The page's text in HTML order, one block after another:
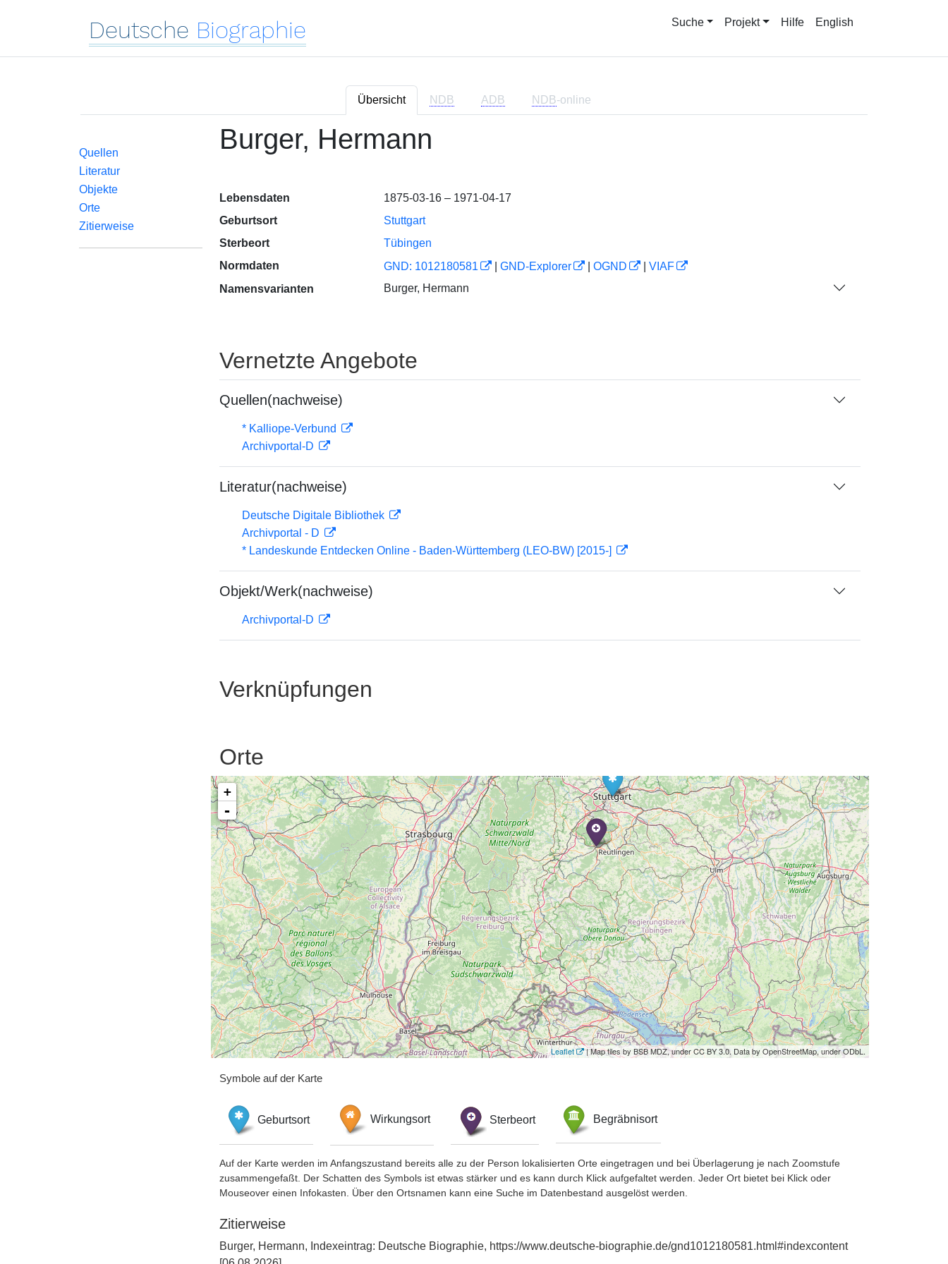
Deutsche Biographie Suche Projekt Hilfe English
Übersicht NDB ADB NDB-online
Quellen
Literatur
Objekte
Orte
Zitierweise
Burger, Hermann
Lebensdaten
1875-03-16 – 1971-04-17
Geburtsort
Stuttgart
Sterbeort
Tübingen
Normdaten
GND: 1012180581 GND-Explorer OGND
VIAF
Namensvarianten
Burger, Hermann
Vernetzte Angebote
Quellen(nachweise)
* Kalliope-Verbund
Archivportal-D
Literatur(nachweise)
Deutsche Digitale Bibliothek
Archivportal - D
* Landeskunde Entdecken Online - Baden-Württemberg (LEO-BW) [2015-]
Objekt/Werk(nachweise)
Archivportal-D
Verknüpfungen
Orte
+
-
Leaflet | Map tiles by BSB MDZ, under CC BY 3.0. Data by OpenStreetMap, under ODbL.
Symbole auf der Karte
Geburtsort Wirkungsort Sterbeort Begräbnisort
Auf der Karte werden im Anfangszustand bereits alle zu der Person lokalisierten Orte eingetragen und bei Überlagerung je nach Zoomstufe
zusammengefaßt. Der Schatten des Symbols ist etwas stärker und es kann durch Klick aufgefaltet werden. Jeder Ort bietet bei Klick oder
Mouseover einen Infokasten. Über den Ortsnamen kann eine Suche im Datenbestand ausgelöst werden.
Zitierweise
Burger, Hermann, Indexeintrag: Deutsche Biographie, https://www.deutsche-biographie.de/gnd1012180581.html#indexcontent